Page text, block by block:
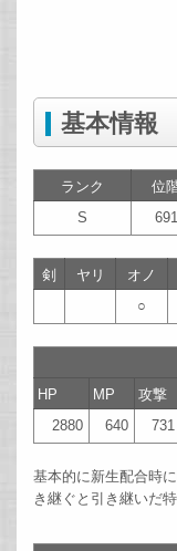
基本情報
ランク 位
S
691
剣 ヤリ オノ
○
HP
MP 攻撃
2880
640 731
基本的に新生配合時
き継ぐと引き継いだ